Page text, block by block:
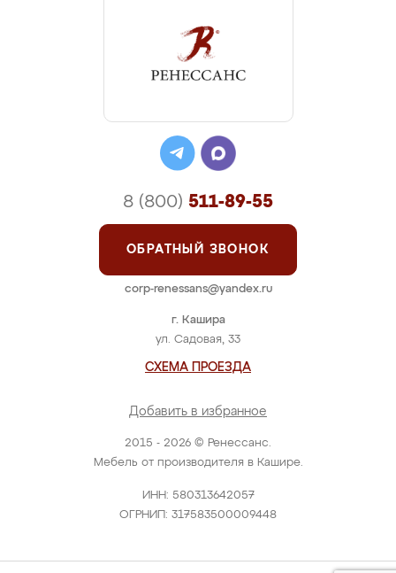
2015 - 2026 © Ренессанс.
Мебель от производителя в Кашире.
ИНН: 580313642057
ОГРНИП: 317583500009448
г. Кашира
ул. Садовая, 33
СХЕМА ПРОЕЗДА
Добавить в избранное
8 (800) 511-89-55
ОБРАТНЫЙ ЗВОНОК
corp-renessans@yandex.ru